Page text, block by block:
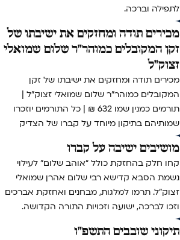
לתפילה וברכה.
מכירים תודה ומחזקים את ישיבתו של
זקן המקובלים כמוהר"ר שלום שמואלי
זצוק"ל
מכירים תודה ומחזקים את ישיבתו של זקן
המקובלים כמוהר"ר שלום שמואלי זצוק"ל |
תורמים כמנין שמו 632 ₪ | כל התורמים יוזכרו
שמותיהם בתיקון מיוחד על קברו של הצדיק
מושיבים ישיבה על קברו
קחו חלק בהחזקת כולל “אוהב שלום” לעילוי
נשמת הסבא קדישא רבי שלום אהרן שמואלי
זצוק״ל. תרמו למלגות, מבחנים ואחזקת אברכים
וזכו לברכה, ישועה וזכויות התורה הקדושה.
תיקוני שובבים התשפ"ו